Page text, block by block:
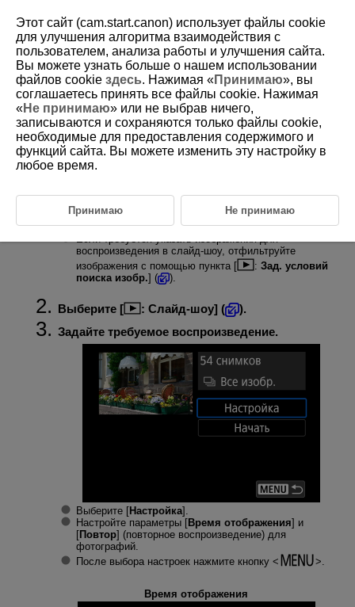
D388-165
Слайд-шоу
Изображения, хранящиеся на карте памяти, можно просматривать в
режиме автоматического слайд-шоу.
Укажите изображения для воспроизведения.
Для воспроизведения всех изображений с карты
памяти переходите к шагу 2.
Если требуется указать изображения для
воспроизведения в слайд-шоу, отфильтруйте
изображения с помощью пункта [
: Зад. условий
поиска изобр.] ( ).
Выберите [ : Слайд-шоу] (
).
Задайте требуемое воспроизведение.
Выберите [Настройка].
Настройте параметры [Время отображения] и
[Повтор] (повторное воспроизведение) для
фотографий.
После выбора настроек нажмите кнопку
Время отображения
Этот сайт (cam.start.canon) использует файлы cookie
для улучшения алгоритма взаимодействия с
пользователем, анализа работы и улучшения сайта.
Вы можете узнать больше о нашем использовании
файлов cookie здесь. Нажимая «Принимаю», вы
соглашаетесь принять все файлы cookie. Нажимая
«Не принимаю» или не выбрав ничего,
записываются и сохраняются только файлы cookie,
необходимые для предоставления содержимого и
функций сайта. Вы можете изменить эту настройку в
любое время.
Принимаю Не принимаю